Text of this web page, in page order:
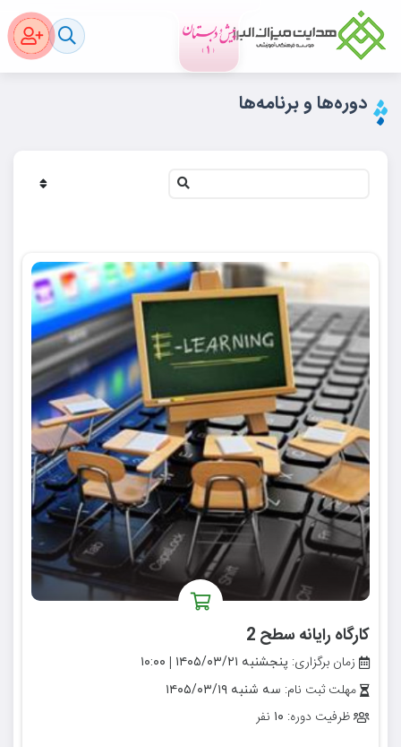
دوره‌ها و برنامه‌ها
کارگاه رایانه سطح 2
زمان برگزاری: پنجشنبه ۱۴۰۵/۰۳/۲۱ | ۱۰:۰۰
مهلت ثبت نام: سه شنبه ۱۴۰۵/۰۳/۱۹
ظرفیت دوره: ۱۰ نفر